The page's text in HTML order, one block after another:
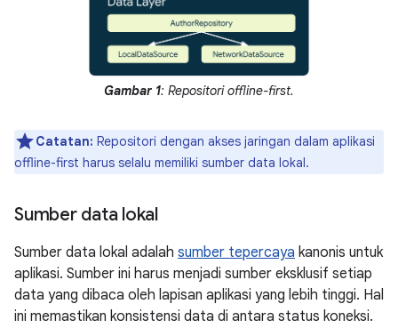
Gambar 1: Repositori offline-first.
Catatan: Repositori dengan akses jaringan dalam aplikasi
offline-first harus selalu memiliki sumber data lokal.
Sumber data lokal
Sumber data lokal adalah sumber tepercaya kanonis untuk
aplikasi. Sumber ini harus menjadi sumber eksklusif setiap
data yang dibaca oleh lapisan aplikasi yang lebih tinggi. Hal
ini memastikan konsistensi data di antara status koneksi.